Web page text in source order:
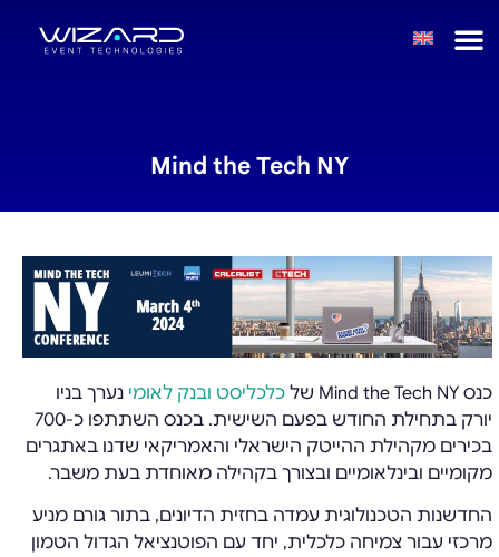
Mind the Tech NY
כנס Mind the Tech NY של כלכליסט ובנק לאומי נערך בניו
יורק בתחילת החודש בפעם השישית. בכנס השתתפו כ-700
בכירים מקהילת ההייטק הישראלי והאמריקאי שדנו באתגרים
מקומיים ובינלאומיים ובצורך בקהילה מאוחדת בעת משבר.
החדשנות הטכנולוגית עמדה בחזית הדיונים, בתור גורם מניע
מרכזי עבור צמיחה כלכלית, יחד עם הפוטנציאל הגדול הטמון